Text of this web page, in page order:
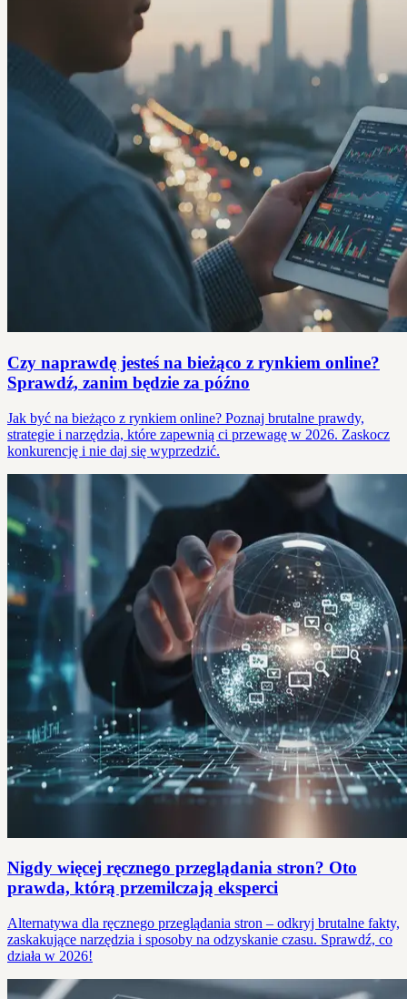
Czy naprawdę jesteś na bieżąco z rynkiem online?
Sprawdź, zanim będzie za późno
Jak być na bieżąco z rynkiem online? Poznaj brutalne prawdy,
strategie i narzędzia, które zapewnią ci przewagę w 2026. Zaskocz
konkurencję i nie daj się wyprzedzić.
Nigdy więcej ręcznego przeglądania stron? Oto
prawda, którą przemilczają eksperci
Alternatywa dla ręcznego przeglądania stron – odkryj brutalne fakty,
zaskakujące narzędzia i sposoby na odzyskanie czasu. Sprawdź, co
działa w 2026!